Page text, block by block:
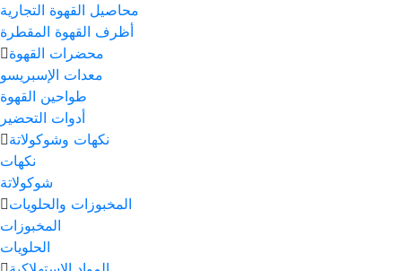
محاصيل القهوة التجارية
أظرف القهوة المقطرة
محضرات القهوة
معدات الإسبريسو
طواحين القهوة
أدوات التحضير
نكهات وشوكولاتة
نكهات
شوكولاتة
المخبوزات والحلويات
المخبوزات
الحلويات